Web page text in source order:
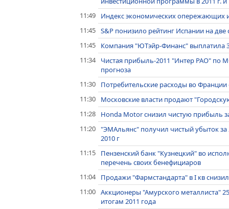
11:49
Индекс экономических опережающих
11:45 S&P понизило рейтинг Испании на две
11:45
Компания "ЮТэйр-Финанс" выплатила
11:34
Чистая прибыль-2011 "Интер РАО" по
прогноза
11:30
Потребительские расходы во Франции
11:30
Московские власти продают
11:28
Honda Motor снизил чистую прибыль
11:20 "ЭМАльянс" получил чистый убыток
2010 г
11:15
Пензенский банк "Кузнецкий" во
перечень своих бенефициаров
11:04
Продажи "Фармстандарта" в I кв
11:00 Аккционеры "Амурского металлиста"
итогам 2011 года